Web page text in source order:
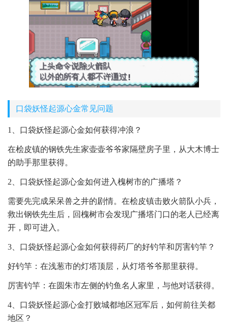
口袋妖怪起源心金常见问题
1、口袋妖怪起源心金如何获得冲浪？
在桧皮镇的钢铁先生家壶壶爷爷家隔壁房子里，从大木博士
的助手那里获得。
2、口袋妖怪起源心金如何进入槐树市的广播塔？
需要先完成呆呆兽之井的剧情。在桧皮镇击败火箭队小兵，
救出钢铁先生后，回槐树市会发现广播塔门口的老人已经离
开，即可进入。
3、口袋妖怪起源心金如何获得药厂的好钓竿和厉害钓竿？
好钓竿：在浅葱市的灯塔顶层，从灯塔爷爷那里获得。
厉害钓竿：在圆朱市左侧的钓鱼名人家里，与他对话获得。
4、口袋妖怪起源心金打败城都地区冠军后，如何前往关都
地区？